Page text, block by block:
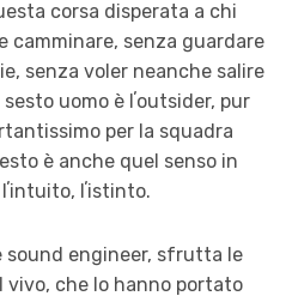
corsa disperata a chi
camminare, senza guardare
senza voler neanche salire
uomo è lʼoutsider, pur
per la squadra
è anche quel senso in
lʼistinto.
engineer, sfrutta le
vivo, che lo hanno portato